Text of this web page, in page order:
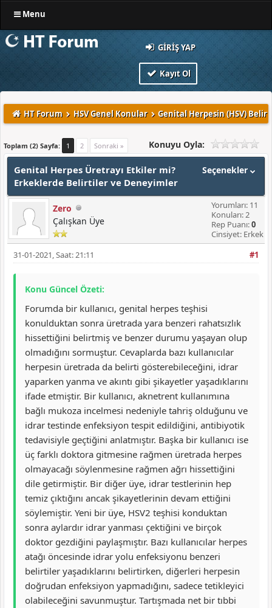
Menu
GIRIŞ YAP
Kayıt Ol
HT Forum HSV Genel Konular Genital Herpesin (HSV)
Toplam (2) Sayfa: 1 2 Sonraki » Konuyu Oyla:
Seçenekler
Genital Herpes Üretrayı Etkiler mi?
Erkeklerde Belirtiler ve Deneyimler
Zero
Çalışkan Üye
Yorumları: 11
Konuları: 2
Rep Puanı:0
Cinsiyet: Erkek
#1
31-01-2021, Saat: 21:11
Konu Güncel Özeti:
Forumda bir kullanıcı, genital herpes teşhisi
konulduktan sonra üretrada yara benzeri rahatsızlık
hissettiğini belirtmiş ve benzer durumu yaşayan olup
olmadığını sormuştur. Cevaplarda bazı kullanıcılar
herpesin üretrada da belirti gösterebileceğini, idrar
yaparken yanma ve akıntı gibi şikayetler yaşadıklarını
ifade etmiştir. Bir kullanıcı, aknetrent kullanımına
bağlı mukoza incelmesi nedeniyle tahriş olduğunu ve
idrar testinde enfeksiyon tespit edildiğini, antibiyotik
tedavisiyle geçtiğini anlatmıştır. Başka bir kullanıcı ise
üç farklı doktora gitmesine rağmen üretrada herpes
olmayacağı söylenmesine rağmen ağrı hissettiğini
dile getirmiştir. Bir diğer üye, idrar testlerinin hep
temiz çıktığını ancak şikayetlerinin devam ettiğini
söylemiştir. Yeni bir üye, HSV2 teşhisi konduktan
sonra aylardır idrar yanması çektiğini ve birçok
doktor gezdiğini paylaşmıştır. Bazı kullanıcılar herpes
atağı öncesinde idrar yolu enfeksiyonu benzeri
belirtiler yaşadıklarını belirtirken, diğerleri herpesin
doğrudan enfeksiyon yapmadığını, sadece tetikleyici
olabileceğini savunmuştur. Tartışmada net bir tıbbi